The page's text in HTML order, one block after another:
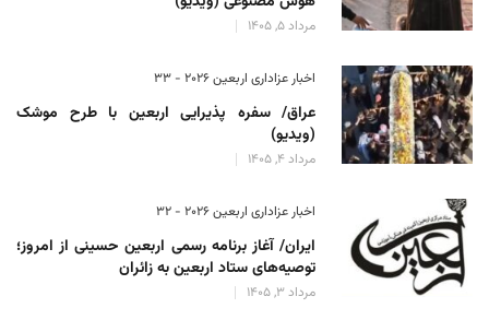
مرداد 5, 1405
اخبار عزاداری اربعین ۲۰۲۶ - 33
عراق/ سفره پذیرایی اربعین با طرح موشک
(ویدیو)
مرداد 4, 1405
اخبار عزاداری اربعین ۲۰۲۶ - 32
ایران/ آغاز برنامه رسمی اربعین حسینی از امروز؛
توصیه‌های ستاد اربعین به زائران
مرداد 3, 1405